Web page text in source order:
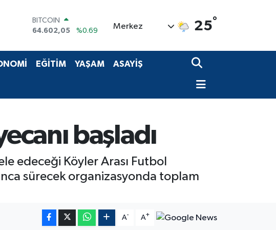
64.602,05
DOLAR
EURO
55,0700
%0.1
6513.94
%0.32
Merkez 25°
EĞİTİM YAŞAM ASAYİŞ
başladı
edeceği Köyler Arası Futbol
sürecek organizasyonda toplam
A- A+